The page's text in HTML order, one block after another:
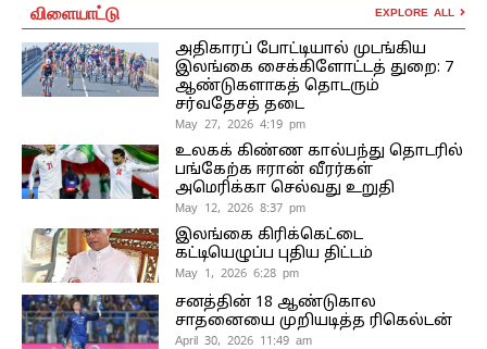
விளையாட்டு EXPLORE ALL
அதிகாரப் போட்டியால் முடங்கிய
இலங்கை சைக்கிளோட்டத் துறை: 7
ஆண்டுகளாகத் தொடரும்
சர்வதேசத் தடை
May 27, 2026 4:19 pm
உலகக் கிண்ண கால்பந்து தொடரில்
பங்கேற்க ஈரான் வீரர்கள்
அமெரிக்கா செல்வது உறுதி
May 12, 2026 8:37 pm
இலங்கை கிரிக்கெட்டை
கட்டியெழுப்ப புதிய திட்டம்
May 1, 2026 6:28 pm
சனத்தின் 18 ஆண்டுகால
சாதனையை முறியடித்த ரிகெல்டன்
April 30, 2026 11:49 am